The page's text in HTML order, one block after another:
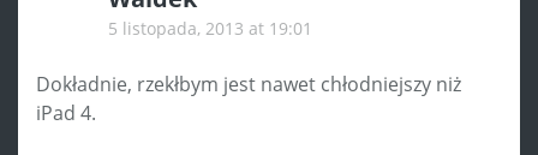
5 listopada, 2013 at 19:01
Dokładnie, rzekłbym jest nawet chłodniejszy niż
iPad 4.